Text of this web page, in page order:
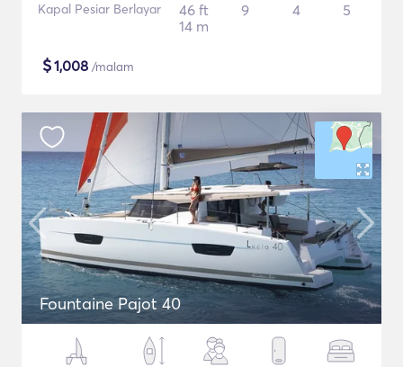
Kapal Pesiar Berlayar
46 ft
14 m
9 4 5
$1,008 /malam
Fountaine Pajot 40